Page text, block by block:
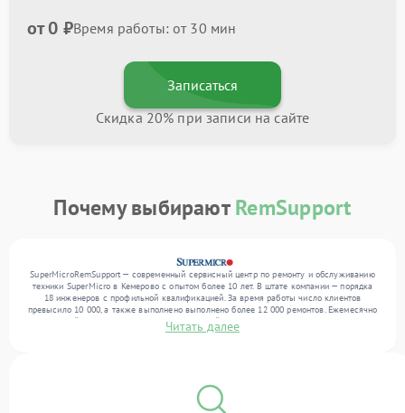
от 0 ₽Время работы: от 30 мин
Записаться
Скидка 20% при записи на сайте
Почему выбираютRemSupport
SuperMicroRemSupport — современный сервисный центр по ремонту и обслуживанию
техники SuperMicro в Кемерово с опытом более 10 лет. В штате компании — порядка
18 инженеров с профильной квалификацией. За время работы число клиентов
превысило 10 000, а также выполнено выполнено более 12 000 ремонтов. Ежемесячно
в сервисный центр поступает более 300 устройств, включая , , . Мы выполняем ремонт
различного уровня сложности и обеспечиваем надежный результат благодаря
Читать далее